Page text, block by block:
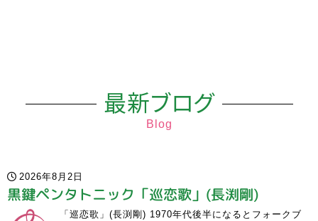
最新ブログ
Blog
2026年8月2日
黒鍵ペンタトニック「巡恋歌」(長渕剛)
「巡恋歌」(長渕剛) 1970年代後半になるとフォークブ